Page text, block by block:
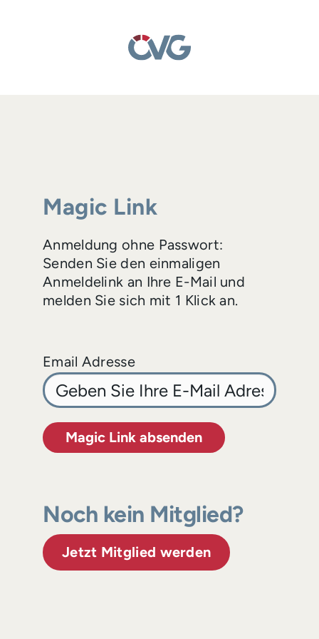
Magic Link
Anmeldung ohne Passwort:
Senden Sie den einmaligen
Anmeldelink an Ihre E-Mail und
melden Sie sich mit 1 Klick an.
Email Adresse
Magic Link absenden
Noch kein Mitglied?
Jetzt Mitglied werden